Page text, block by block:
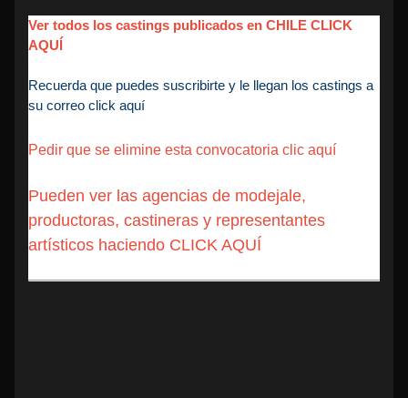
Ver todos los castings publicados en CHILE CLICK
AQUÍ
Recuerda que puedes suscribirte y le llegan los castings a
su correo click aquí
Pedir que se elimine esta convocatoria clic aquí
Pueden ver las agencias de modejale,
productoras, castineras y representantes
artísticos haciendo CLICK AQUÍ